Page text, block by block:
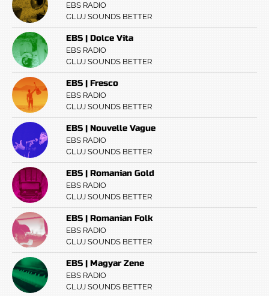
EBS RADIO
CLUJ SOUNDS BETTER
EBS | Dolce Vita
EBS RADIO
CLUJ SOUNDS BETTER
EBS | Fresco
EBS RADIO
CLUJ SOUNDS BETTER
EBS | Nouvelle Vague
EBS RADIO
CLUJ SOUNDS BETTER
EBS | Romanian Gold
EBS RADIO
CLUJ SOUNDS BETTER
EBS | Romanian Folk
EBS RADIO
CLUJ SOUNDS BETTER
EBS | Magyar Zene
EBS RADIO
CLUJ SOUNDS BETTER